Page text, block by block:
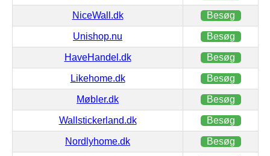
NiceWall.dk Besøg
Unishop.nu Besøg
HaveHandel.dk Besøg
Likehome.dk Besøg
Møbler.dk Besøg
Wallstickerland.dk Besøg
Nordlyhome.dk Besøg